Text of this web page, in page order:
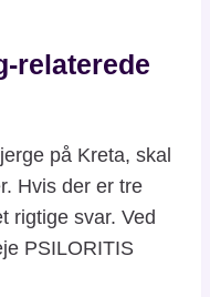
relaterede
på Kreta, skal
Hvis der er tre
rigtige svar. Ved
PSILORITIS